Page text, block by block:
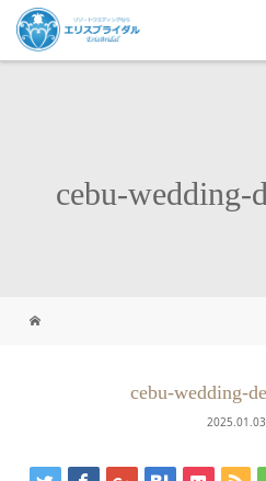
cebu-wedding-
cebu-wedding-
2025.01.03